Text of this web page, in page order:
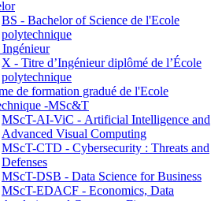
BS - Bachelor of Science de l'Ecole
polytechnique
X - Titre d’Ingénieur diplômé de l’École
polytechnique
de formation gradué de l'Ecole
-MSc&T
MScT-AI-ViC - Artificial Intelligence and
Advanced Visual Computing
MScT-CTD - Cybersecurity : Threats and
Defenses
MScT-DSB - Data Science for Business
MScT-EDACF - Economics, Data